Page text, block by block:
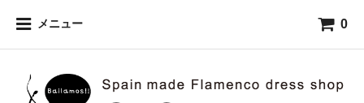
メニュー 0